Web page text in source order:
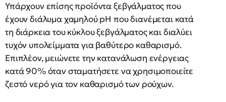
Υπάρχουν επίσης προϊόντα ξεβγάλματος που
έχουν διάλυμα χαμηλού pH που διανέμεται κατά
τη διάρκεια του κύκλου ξεβγάλματος και διαλύει
τυχόν υπολείμματα για βαθύτερο καθαρισμό.
Επιπλέον, μειώνετε την κατανάλωση ενέργειας
κατά 90% όταν σταματήσετε να χρησιμοποιείτε
ζεστό νερό για τον καθαρισμό των ρούχων.